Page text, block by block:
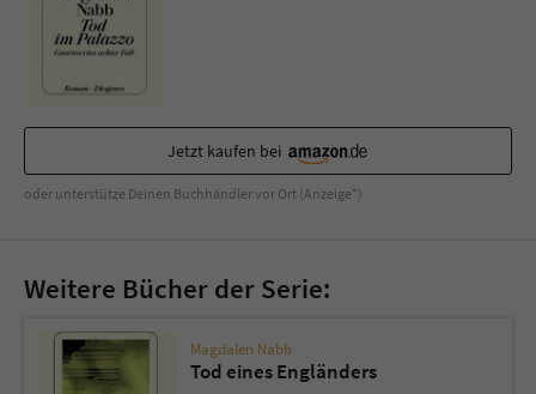
Jetzt kaufen bei
oder unterstütze Deinen Buchhändler vor Ort (Anzeige*)
Weitere Bücher der Serie:
Magdalen Nabb
Tod eines Engländers